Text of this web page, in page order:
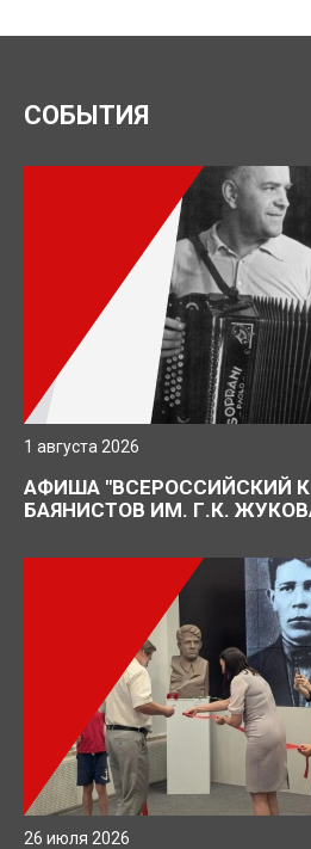
СОБЫТИЯ
1 августа 2026
АФИША "ВСЕРОССИЙСКИЙ
БАЯНИСТОВ ИМ. Г.К.
26 июля 2026